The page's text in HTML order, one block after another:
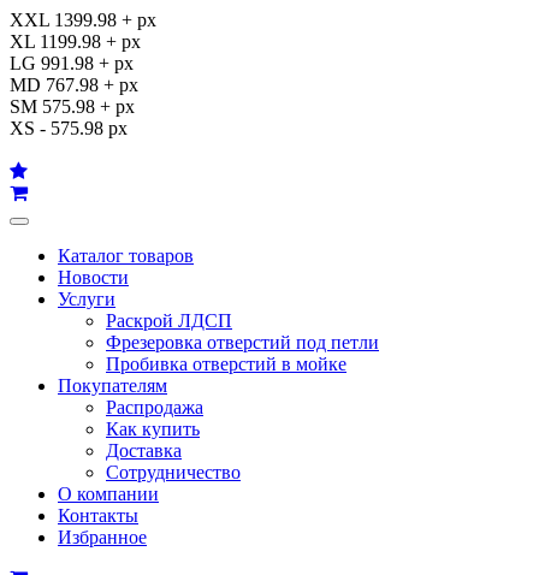
XXL 1399.98 + px
XL 1199.98 + px
LG 991.98 + px
MD 767.98 + px
SM 575.98 + px
XS - 575.98 px
Каталог товаров
Новости
Услуги
Раскрой ЛДСП
Фрезеровка отверстий под петли
Пробивка отверстий в мойке
Покупателям
Распродажа
Как купить
Доставка
Сотрудничество
О компании
Контакты
Избранное